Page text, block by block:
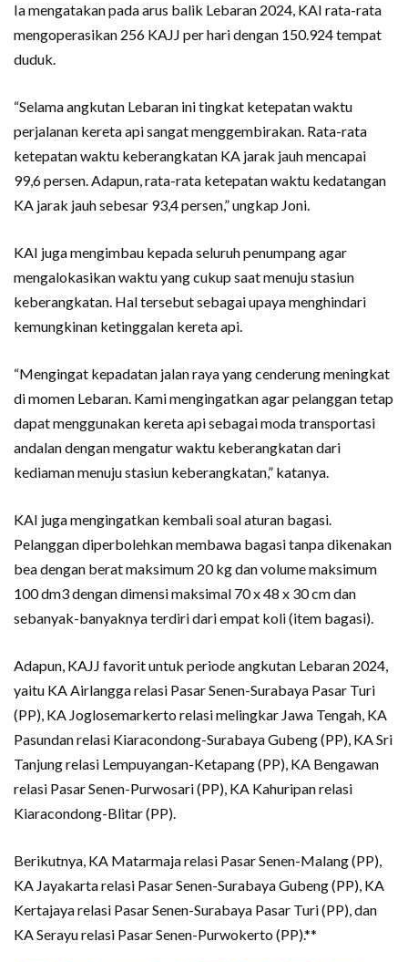
Ia mengatakan pada arus balik Lebaran 2024, KAI rata-rata
mengoperasikan 256 KAJJ per hari dengan 150.924 tempat
duduk.
“Selama angkutan Lebaran ini tingkat ketepatan waktu
perjalanan kereta api sangat menggembirakan. Rata-rata
ketepatan waktu keberangkatan KA jarak jauh mencapai
99,6 persen. Adapun, rata-rata ketepatan waktu kedatangan
KA jarak jauh sebesar 93,4 persen,” ungkap Joni.
KAI juga mengimbau kepada seluruh penumpang agar
mengalokasikan waktu yang cukup saat menuju stasiun
keberangkatan. Hal tersebut sebagai upaya menghindari
kemungkinan ketinggalan kereta api.
“Mengingat kepadatan jalan raya yang cenderung meningkat
di momen Lebaran. Kami mengingatkan agar pelanggan tetap
dapat menggunakan kereta api sebagai moda transportasi
andalan dengan mengatur waktu keberangkatan dari
kediaman menuju stasiun keberangkatan,” katanya.
KAI juga mengingatkan kembali soal aturan bagasi.
Pelanggan diperbolehkan membawa bagasi tanpa dikenakan
bea dengan berat maksimum 20 kg dan volume maksimum
100 dm3 dengan dimensi maksimal 70 x 48 x 30 cm dan
sebanyak-banyaknya terdiri dari empat koli (item bagasi).
Adapun, KAJJ favorit untuk periode angkutan Lebaran 2024,
yaitu KA Airlangga relasi Pasar Senen-Surabaya Pasar Turi
(PP), KA Joglosemarkerto relasi melingkar Jawa Tengah, KA
Pasundan relasi Kiaracondong-Surabaya Gubeng (PP), KA Sri
Tanjung relasi Lempuyangan-Ketapang (PP), KA Bengawan
relasi Pasar Senen-Purwosari (PP), KA Kahuripan relasi
Kiaracondong-Blitar (PP).
Berikutnya, KA Matarmaja relasi Pasar Senen-Malang (PP),
KA Jayakarta relasi Pasar Senen-Surabaya Gubeng (PP), KA
Kertajaya relasi Pasar Senen-Surabaya Pasar Turi (PP), dan
KA Serayu relasi Pasar Senen-Purwokerto (PP).**